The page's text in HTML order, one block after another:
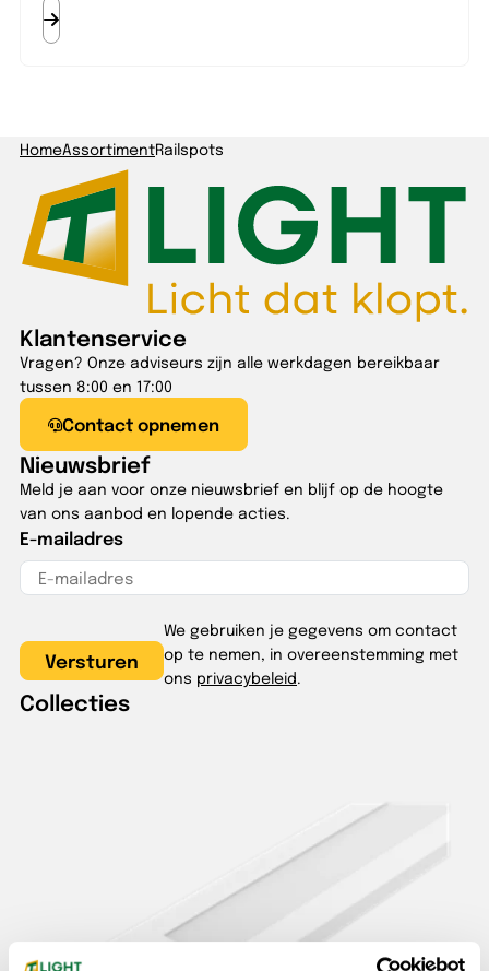
HomeAssortimentRailspots
Klantenservice
Vragen? Onze adviseurs zijn alle werkdagen bereikbaar
tussen 8:00 en 17:00
Contact opnemen
Nieuwsbrief
Meld je aan voor onze nieuwsbrief en blijf op de hoogte
van ons aanbod en lopende acties.
E-mailadres
We gebruiken je gegevens om contact
op te nemen, in overeenstemming met
ons privacybeleid.
Collecties